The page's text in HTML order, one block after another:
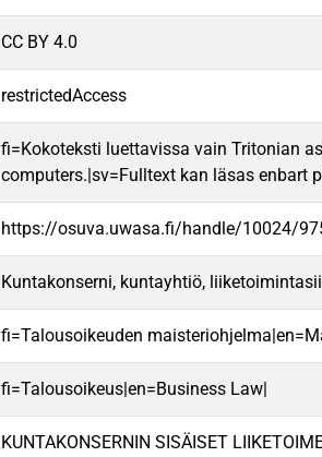
CC BY 4.0
restrictedAccess
fi=Kokoteksti luettavissa vain Tritonian
computers.|sv=Fulltext kan läsas enbart
https://osuva.uwasa.fi/handle/10024/
Kuntakonserni, kuntayhtiö,
fi=Talousoikeuden
fi=Talousoikeus|en=Business Law|
KUNTAKONSERNIN SISÄISET